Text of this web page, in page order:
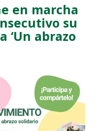
en marcha
su
‘Un abrazo